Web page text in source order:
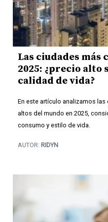
Las ciudades más
2025: ¿precio
calidad de vida?
En este artículo analizamos
altos del mundo en 2025,
consumo y estilo de vida.
AUTOR: RIDYN